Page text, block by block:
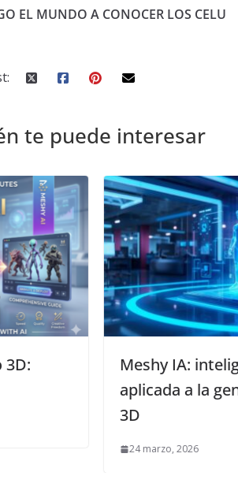
EL MUNDO A CONOCER LOS CELU
te puede interesar
IA: inteligencia artificial
a la generación de modelado